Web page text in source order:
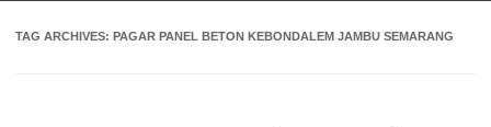
TAG ARCHIVES: PAGAR PANEL BETON KEBONDALEM JAMBU SEMARANG